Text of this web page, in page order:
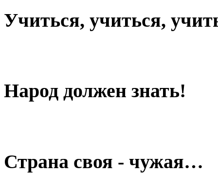
Учиться, учиться,
Народ должен знать!
Страна своя - чужая…